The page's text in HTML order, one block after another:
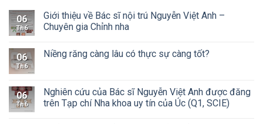
06
Th6
Giới thiệu về Bác sĩ nội trú Nguyễn Việt Anh –
Chuyên gia Chỉnh nha
06
Th6
Niềng răng càng lâu có thực sự càng tốt?
06
Th6
Nghiên cứu của Bác sĩ Nguyễn Việt Anh được đăng
trên Tạp chí Nha khoa uy tín của Úc (Q1, SCIE)